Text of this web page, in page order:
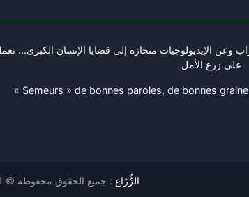
وعن الإيديولوجيات منحازة إلى قضايا الإنسان الكبرى...
على زرع الأمل
« Semeurs » de bonnes paroles, de bonnes
Les Semeurs - الزُّرّاع : جميع الحقوق محفوظة © 2021